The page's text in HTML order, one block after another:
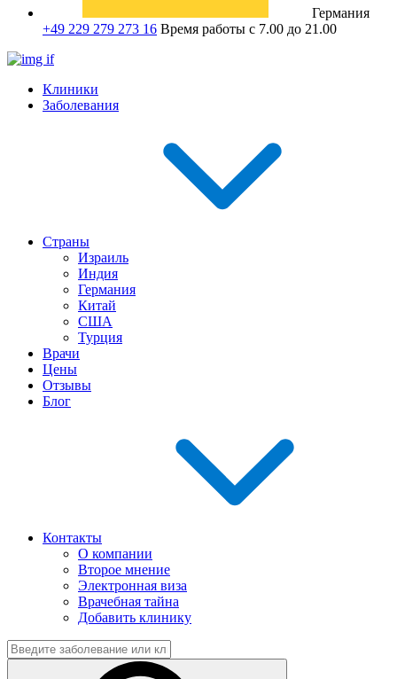
Германия
+49 229 279 273 16 Время работы с 7.00 до 21.00
Клиники
Заболевания
Страны
Израиль
Индия
Германия
Китай
США
Турция
Врачи
Цены
Отзывы
Блог
Контакты
О компании
Второе мнение
Электронная виза
Врачебная тайна
Добавить клинику